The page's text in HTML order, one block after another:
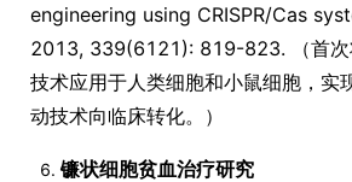
engineering using CRISPR/Cas
2013, 339(6121): 819-823. （首次
技术应用于人类细胞和小鼠细胞，实
动技术向临床转化。）
镰状细胞贫血治疗研究